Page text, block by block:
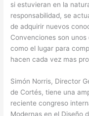
si estuvieran en la
responsabilidad, se
de adquirir nuevos
Convenciones son
como el lugar para
hacen cada vez mas
Simón Norris, Director
de Cortés, tiene una
reciente congreso
Modernas en el Diseño